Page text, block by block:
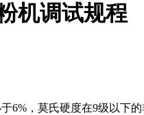
机调试规程
，莫氏硬度在9级以下